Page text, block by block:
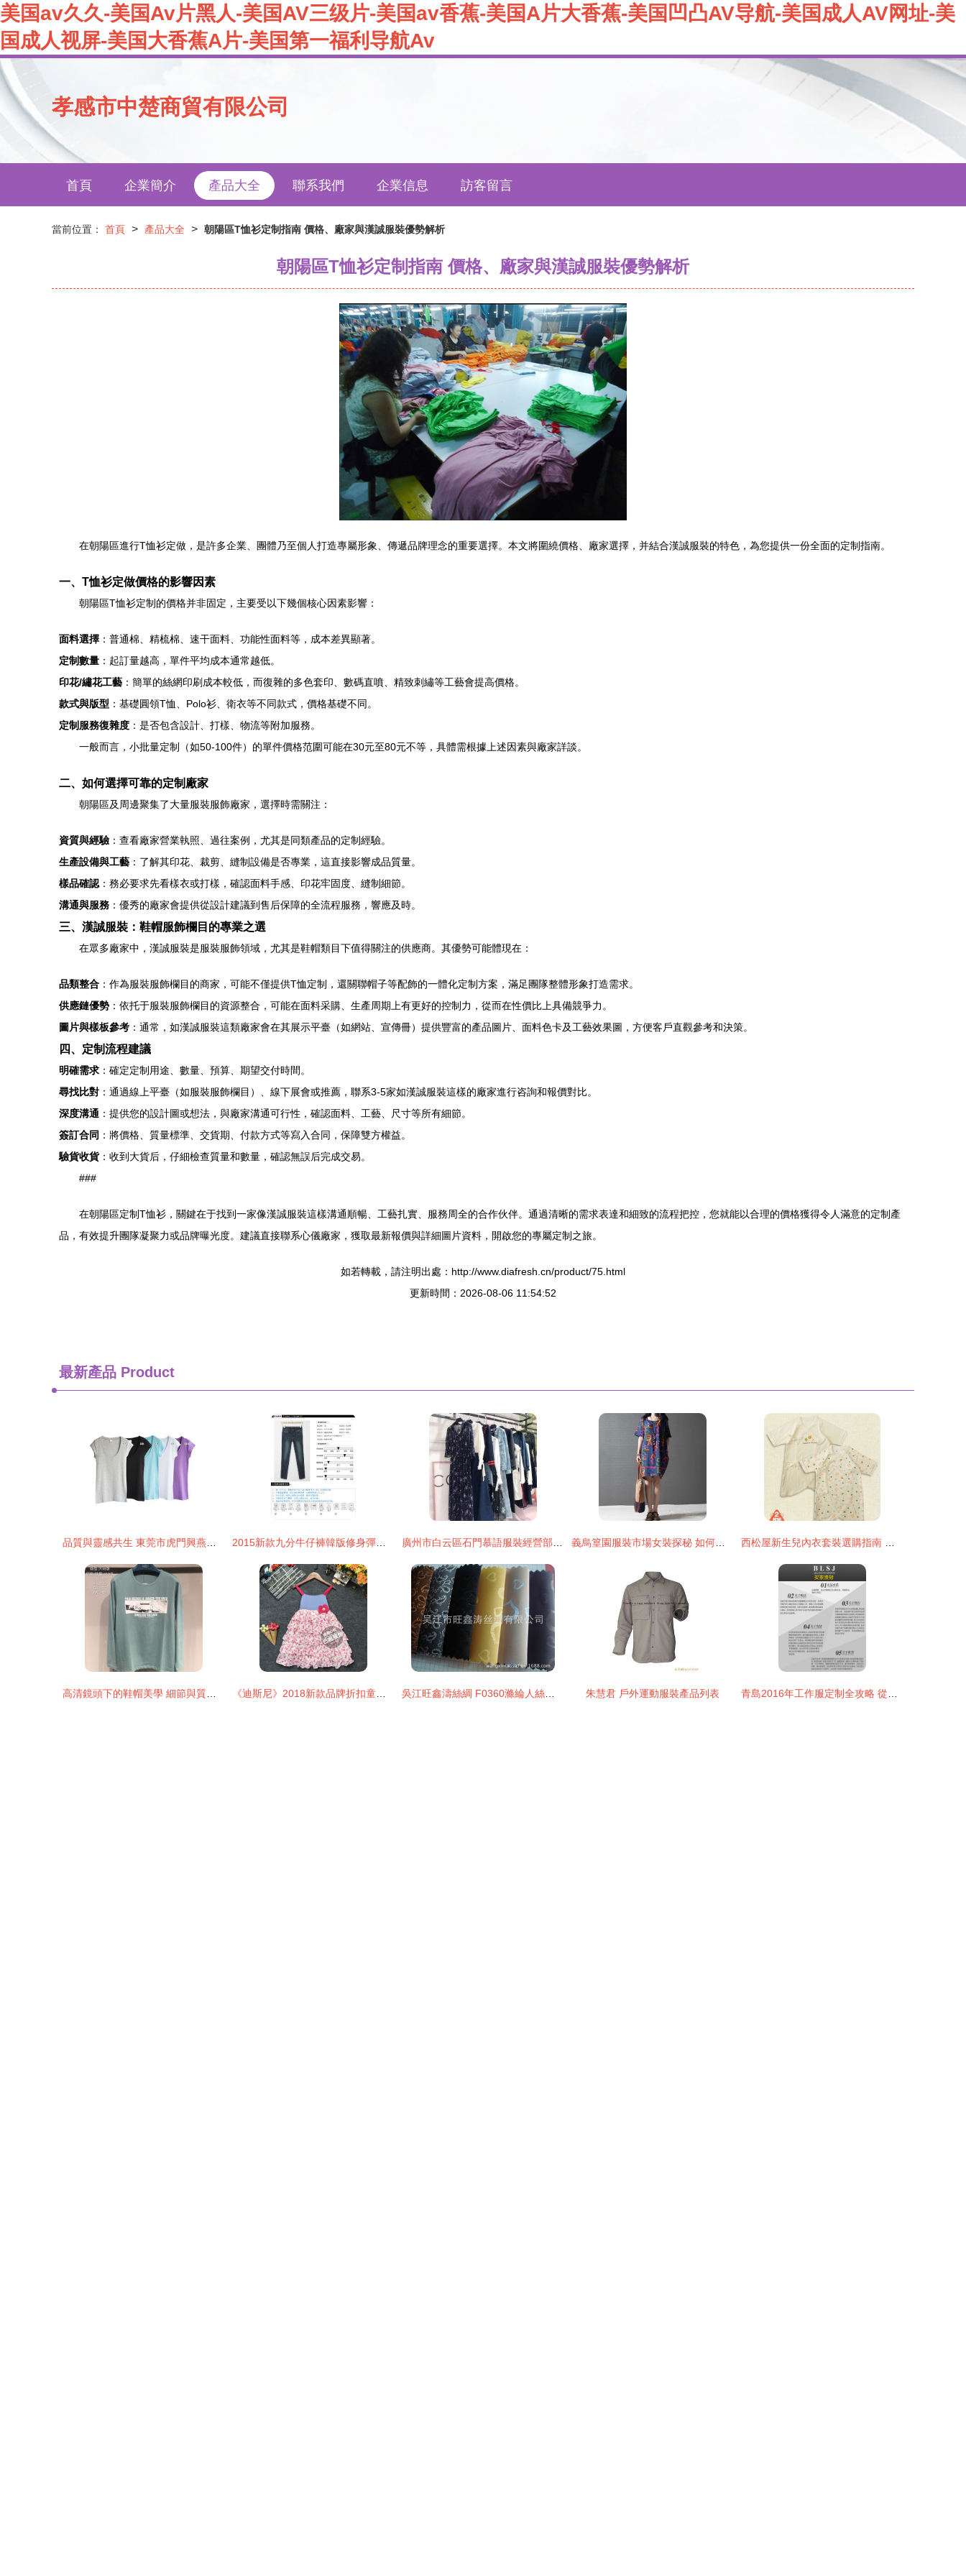
美国av久久-美国Av片黑人-美国AV三级片-美国av香蕉-美国A片大香蕉-美国凹凸AV导航-美国成人AV网址-美
国成人视屏-美国大香蕉A片-美国第一福利导航Av
孝感市中楚商貿有限公司
首頁 企業簡介 產品大全 聯系我們 企業信息 訪客留言
當前位置： 首頁 > 產品大全 > 朝陽區T恤衫定制指南 價格、廠家與漢誠服裝優勢解析
朝陽區T恤衫定制指南 價格、廠家與漢誠服裝優勢解析
在朝陽區進行T恤衫定做，是許多企業、團體乃至個人打造專屬形象、傳遞品牌理念的重要選擇。本文將圍繞價格、廠家選擇，并結合漢誠服裝的特色，為您提供一份全面的定制指南。
一、T恤衫定做價格的影響因素
朝陽區T恤衫定制的價格并非固定，主要受以下幾個核心因素影響：
面料選擇 ：普通棉、精梳棉、速干面料、功能性面料等，成本差異顯著。
定制數量 ：起訂量越高，單件平均成本通常越低。
印花/繡花工藝 ：簡單的絲網印刷成本較低，而復雜的多色套印、數碼直噴、精致刺繡等工藝會提高價格。
款式與版型 ：基礎圓領T恤、Polo衫、衛衣等不同款式，價格基礎不同。
定制服務復雜度 ：是否包含設計、打樣、物流等附加服務。
一般而言，小批量定制（如50-100件）的單件價格范圍可能在30元至80元不等，具體需根據上述因素與廠家詳談。
二、如何選擇可靠的定制廠家
朝陽區及周邊聚集了大量服裝服飾廠家，選擇時需關注：
資質與經驗 ：查看廠家營業執照、過往案例，尤其是同類產品的定制經驗。
生產設備與工藝 ：了解其印花、裁剪、縫制設備是否專業，這直接影響成品質量。
樣品確認 ：務必要求先看樣衣或打樣，確認面料手感、印花牢固度、縫制細節。
溝通與服務 ：優秀的廠家會提供從設計建議到售后保障的全流程服務，響應及時。
三、漢誠服裝：鞋帽服飾欄目的專業之選
在眾多廠家中，漢誠服裝是服裝服飾領域，尤其是鞋帽類目下值得關注的供應商。其優勢可能體現在：
品類整合 ：作為服裝服飾欄目的商家，可能不僅提供T恤定制，還關聯帽子等配飾的一體化定制方案，滿足團隊整體形象打造需求。
供應鏈優勢 ：依托于服裝服飾欄目的資源整合，可能在面料采購、生產周期上有更好的控制力，從而在性價比上具備競爭力。
圖片與樣板參考 ：通常，如漢誠服裝這類廠家會在其展示平臺（如網站、宣傳冊）提供豐富的產品圖片、面料色卡及工藝效果圖，方便客戶直觀參考和決策。
四、定制流程建議
明確需求 ：確定定制用途、數量、預算、期望交付時間。
尋找比對 ：通過線上平臺（如服裝服飾欄目）、線下展會或推薦，聯系3-5家如漢誠服裝這樣的廠家進行咨詢和報價對比。
深度溝通 ：提供您的設計圖或想法，與廠家溝通可行性，確認面料、工藝、尺寸等所有細節。
簽訂合同 ：將價格、質量標準、交貨期、付款方式等寫入合同，保障雙方權益。
驗貨收貨：收到大貨后，仔細檢查質量和數量，確認無誤后完成交易。
###
在朝陽區定制T恤衫，關鍵在于找到一家像漢誠服裝這樣溝通順暢、工藝扎實、服務周全的合作伙伴。通過清晰的需求表達和細致的流程把控，您就能以合理的價格獲得令人滿意的定制產
品，有效提升團隊凝聚力或品牌曝光度。建議直接聯系心儀廠家，獲取最新報價與詳細圖片資料，開啟您的專屬定制之旅。
如若轉載，請注明出處：http://www.diafresh.cn/product/75.html
更新時間：2026-08-06 11:54:52
最新產品 Product
朱慧君 戶外運動服裝產品列表